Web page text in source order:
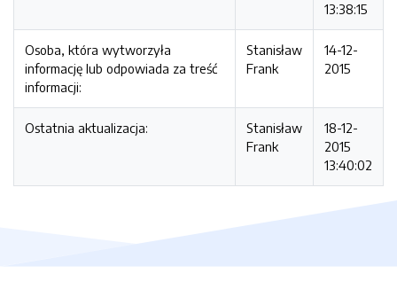
13:38:15
Osoba, która wytworzyła
informację lub odpowiada za treść
informacji:
Stanisław
Frank
14-12-
2015
Ostatnia aktualizacja:
Stanisław
Frank
18-12-
2015
13:40:02